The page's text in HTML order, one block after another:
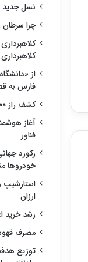
نسل جدید
چرا
از
فارس به
کشف راز ۳۰۰۰ ساله آشوریان
آغاز
فناور
رکورد
خودروها
ارزان
رشد خرید
مصرف
توزیع